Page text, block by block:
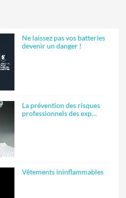
Ne laissez pas vos batteries
devenir un danger !
La prévention des risques
professionnels des exp…
Vêtements ininflammables